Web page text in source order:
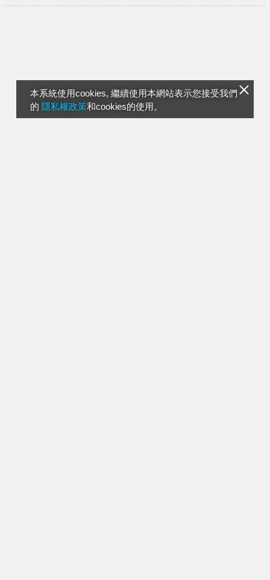
本系統使用cookies, 繼續使用本網站表示您接受我們
的 隱私權政策和cookies的使用。